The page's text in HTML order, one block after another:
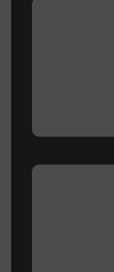
Nous devons
équipe a les
Nous ferons